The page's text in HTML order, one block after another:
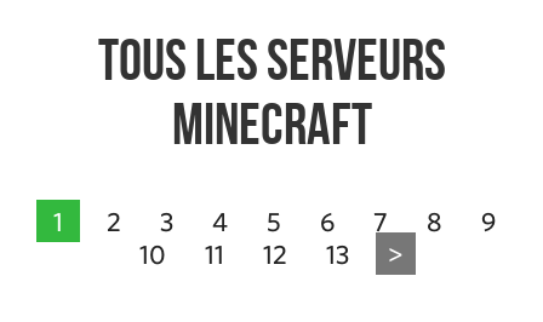
Tous les serveurs
Minecraft
1 2 3 4 5 6 7 8
9
10
11 12 13 >